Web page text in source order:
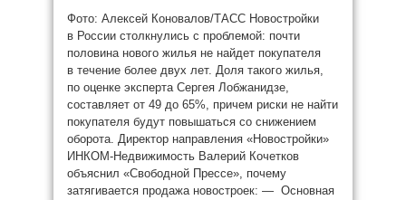
Фото: Алексей Коновалов/ТАСС Новостройки
в России столкнулись с проблемой: почти
половина нового жилья не найдет покупателя
в течение более двух лет. Доля такого жилья,
по оценке эксперта Сергея Лобжанидзе,
составляет от 49 до 65%, причем риски не найти
покупателя будут повышаться со снижением
оборота. Директор направления «Новостройки»
ИНКОМ-Недвижимость Валерий Кочетков
объяснил «Свободной Прессе», почему
затягивается продажа новостроек: — Основная